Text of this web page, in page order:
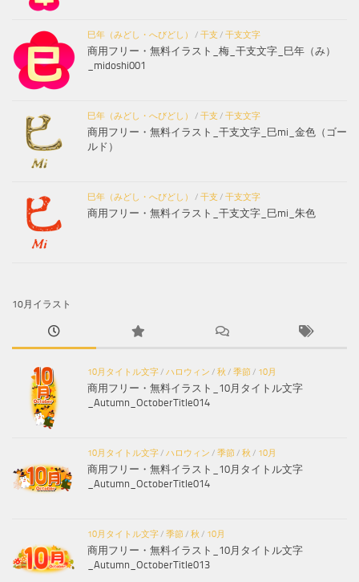
巳年（みどし・へびどし） / 干支 / 干支文字
商用フリー・無料イラスト_梅_干支文字_巳年（み）
_midoshi001
巳年（みどし・へびどし） / 干支 / 干支文字
商用フリー・無料イラスト_干支文字_巳mi_金色（ゴー
ルド）
巳年（みどし・へびどし） / 干支 / 干支文字
商用フリー・無料イラスト_干支文字_巳mi_朱色
10月イラスト
10月タイトル文字/ ハロウィン / 秋 / 季節/ 10月
商用フリー・無料イラスト_10月タイトル文字
_Autumn_OctoberTitle014
10月タイトル文字/ ハロウィン / 季節/ 秋 / 10月
商用フリー・無料イラスト_10月タイトル文字
_Autumn_OctoberTitle014
10月タイトル文字/ 季節/ 秋 / 10月
商用フリー・無料イラスト_10月タイトル文字
_Autumn_OctoberTitle013